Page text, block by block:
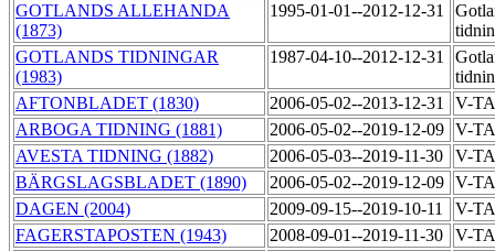
GOTLANDS ALLEHANDA
(1873)
1995-01-01--2012-12-31
GOTLANDS TIDNINGAR
(1983)
1987-04-10--2012-12-31
AFTONBLADET (1830)
2006-05-02--2013-12-31
V-
ARBOGA TIDNING (1881)
2006-05-02--2019-12-09 V-
AVESTA TIDNING (1882)
2006-05-03--2019-11-30
V-
BÄRGSLAGSBLADET (1890)
2006-05-02--2019-12-09 V-
DAGEN (2004)
2009-09-15--2019-10-11
V-
FAGERSTAPOSTEN (1943)
2008-09-01--2019-11-30
V-